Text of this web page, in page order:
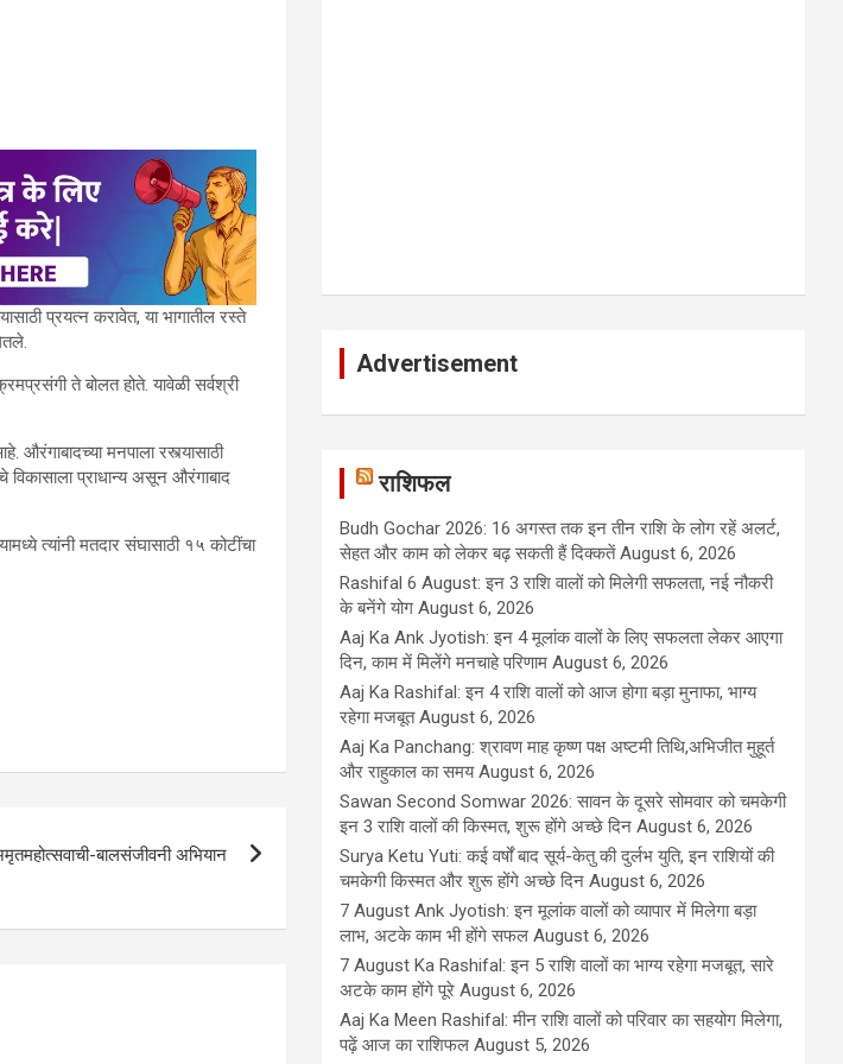
प्रयत्न करावेत, या भागातील रस्ते
ते बोलत होते. यावेळी सर्वश्री
औरंगाबादच्या मनपाला रस्त्यासाठी
प्राधान्य असून औरंगाबाद
त्यांनी मतदार संघासाठी १५ कोटींचा
बालसंजीवनी अभियान
Advertisement
राशिफल
Budh Gochar 2026: 16 अगस्त तक इन तीन राशि के लोग रहें अलर्ट,
सेहत और काम को लेकर बढ़ सकती हैं दिक्कतें August 6, 2026
Rashifal 6 August: इन 3 राशि वालों को मिलेगी सफलता, नई नौकरी
के बनेंगे योग August 6, 2026
Aaj Ka Ank Jyotish: इन 4 मूलांक वालों के लिए सफलता लेकर आएगा
दिन, काम में मिलेंगे मनचाहे परिणाम August 6, 2026
Aaj Ka Rashifal: इन 4 राशि वालों को आज होगा बड़ा मुनाफा, भाग्य
रहेगा मजबूत August 6, 2026
Aaj Ka Panchang: श्रावण माह कृष्ण पक्ष अष्टमी तिथि,अभिजीत मुहूर्त
और राहुकाल का समय August 6, 2026
Sawan Second Somwar 2026: सावन के दूसरे सोमवार को चमकेगी
इन 3 राशि वालों की किस्मत, शुरू होंगे अच्छे दिन August 6, 2026
Surya Ketu Yuti: कई वर्षों बाद सूर्य-केतु की दुर्लभ युति, इन राशियों की
चमकेगी किस्मत और शुरू होंगे अच्छे दिन August 6, 2026
7 August Ank Jyotish: इन मूलांक वालों को व्यापार में मिलेगा बड़ा
लाभ, अटके काम भी होंगे सफल August 6, 2026
7 August Ka Rashifal: इन 5 राशि वालों का भाग्य रहेगा मजबूत, सारे
अटके काम होंगे पूरे August 6, 2026
Aaj Ka Meen Rashifal: मीन राशि वालों को परिवार का सहयोग मिलेगा,
पढ़ें आज का राशिफल August 5, 2026